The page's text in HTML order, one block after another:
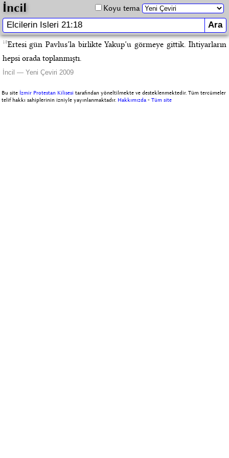
İncil Koyu tema
18Ertesi gün Pavlus’la birlikte Yakup’u görmeye gittik. İhtiyarların
hepsi orada toplanmıştı.
İncil — Yeni Çeviri 2009
Bu site İzmir Protestan Kilisesi tarafından yöneltilmekte ve desteklenmektedir. Tüm tercümeler
telif hakkı sahiplerinin izniyle yayınlanmaktadır. Hakkımızda -Tüm site